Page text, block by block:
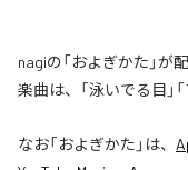
nagiの「およぎかた」
楽曲は、「泳いでる目」
なお「およぎかた 」は、